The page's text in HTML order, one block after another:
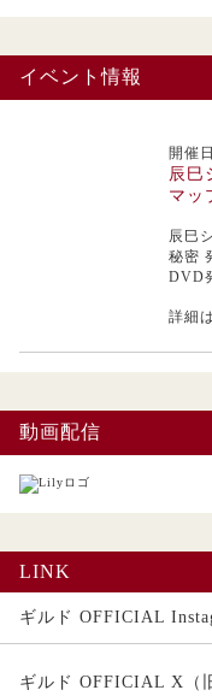
イベント情報
開催
辰巳
マッ
辰巳
秘密
DVD
詳細
動画配信
LINK
ギルド OFFICIAL
ギルド OFFICIAL X（